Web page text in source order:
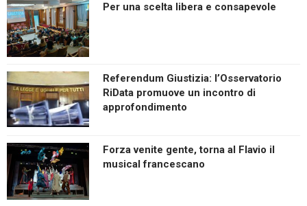
Per una scelta libera e consapevole
Referendum Giustizia: l’Osservatorio
RiData promuove un incontro di
approfondimento
Forza venite gente, torna al Flavio il
musical francescano